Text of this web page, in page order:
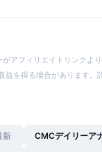
アフィリエイトリンクよ
を得る場合があります。詳
新 CMCデイリーア